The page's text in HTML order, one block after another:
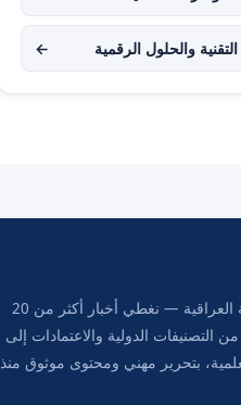
التقنية والحلول الرقمية ←
بوابة الأخبار الأكاديمية العراقية — نغطي أخبار أكثر من 20
التصنيفات الدولية والاعتمادات إلى
بتحرير مهني ومحتوى موثوق منذ